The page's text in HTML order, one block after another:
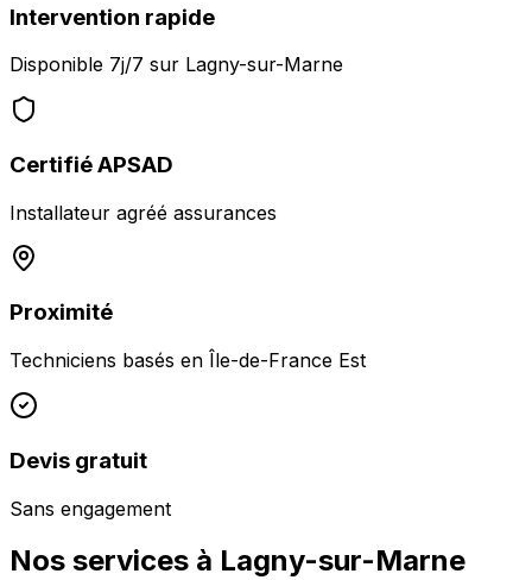
Intervention rapide
Disponible 7j/7 sur Lagny-sur-Marne
Certifié APSAD
Installateur agréé assurances
Proximité
Techniciens basés en Île-de-France Est
Devis gratuit
Sans engagement
Nos services à Lagny-sur-Marne